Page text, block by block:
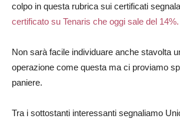
colpo in questa rubrica sui certificati
certificato su Tenaris che oggi sale del 14%.
Non sarà facile individuare anche stavolta
operazione come questa ma ci proviamo
paniere.
Tra i sottostanti interessanti segnaliamo